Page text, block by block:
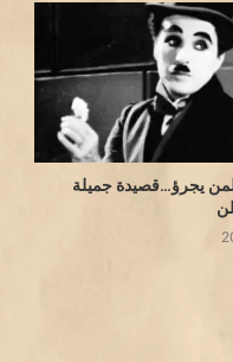
لمن يجرؤ…قصيدة جميلة